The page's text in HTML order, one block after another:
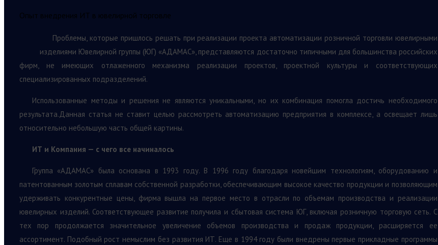
Опыт внедрения ИТ в ювелирной торговле
Проблемы, которые пришлось решать при реализации проекта автоматизации розничной торговли ювелирными
изделиями Ювелирной группы (ЮГ) «АДАМАС», представляются достаточно типичными для большинства российских
фирм, не имеющих отлаженного механизма реализации проектов, проектной культуры и соответствующих
специализированных подразделений.
Использованные методы и решения не являются уникальными, но их комбинация помогла достичь необходимого
результата.Данная статья не ставит целью рассмотреть автоматизацию предприятия в комплексе, а освещает лишь
относительно небольшую часть общей картины.
ИТ и Компания — с чего все начиналось
Группа «АДАМАС» была основана в 1993 году. В 1996 году благодаря новейшим технологиям, оборудованию и
патентованным золотым сплавам собственной разработки, обеспечивающим высокое качество продукции и позволяющим
удерживать конкурентные цены, фирма вышла на первое место в отрасли по объемам производства и реализации
ювелирных изделий. Соответствующее развитие получила и сбытовая система ЮГ, включая розничную торговую сеть. С
тех пор продолжается значительное увеличение объемов производства и продаж продукции, расширяется ее
ассортимент. Подобный рост немыслим без развития ИТ. Еще в 1994 году были внедрены первые прикладные программы